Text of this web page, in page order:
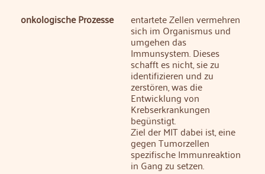
onkologische Prozesse entartete Zellen vermehren
sich im Organismus und
umgehen das
Immunsystem. Dieses
schafft es nicht, sie zu
identifizieren und zu
zerstören, was die
Entwicklung von
Krebserkrankungen
begünstigt.
Ziel der MIT dabei ist, eine
gegen Tumorzellen
spezifische Immunreaktion
in Gang zu setzen.